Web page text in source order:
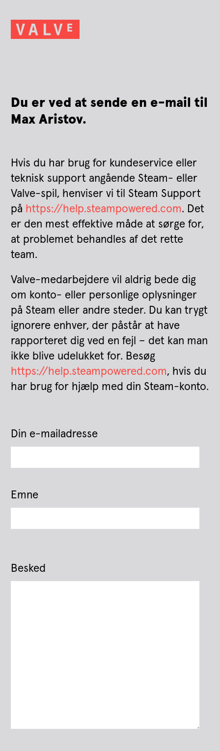
Du er ved at sende en e-mail til
Max Aristov.
Hvis du har brug for kundeservice eller
teknisk support angående Steam- eller
Valve-spil, henviser vi til Steam Support
på https://help.steampowered.com. Det
er den mest effektive måde at sørge for,
at problemet behandles af det rette
team.
Valve-medarbejdere vil aldrig bede dig
om konto- eller personlige oplysninger
på Steam eller andre steder. Du kan trygt
ignorere enhver, der påstår at have
rapporteret dig ved en fejl – det kan man
ikke blive udelukket for. Besøg
https://help.steampowered.com, hvis du
har brug for hjælp med din Steam-konto.
Din e-mailadresse
Emne
Besked